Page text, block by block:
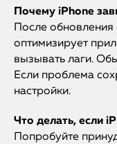
Почему iPhone
После обновления
оптимизирует
вызывать лаги.
Если проблема
настройки.
Что делать, если
Попробуйте